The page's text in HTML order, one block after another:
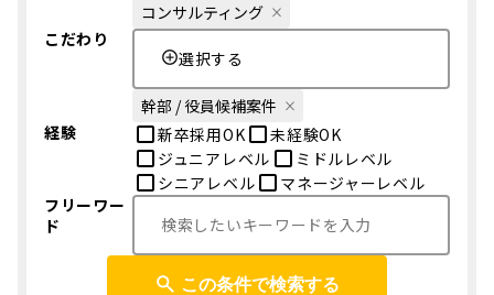
コンサルティング
こだわり
選択する
幹部 / 役員候補案件
経験
新卒採用OK
未経験OK
ジュニアレベル
ミドルレベル
シニアレベル
マネージャーレベル
フリーワー
ド
この条件で検索する